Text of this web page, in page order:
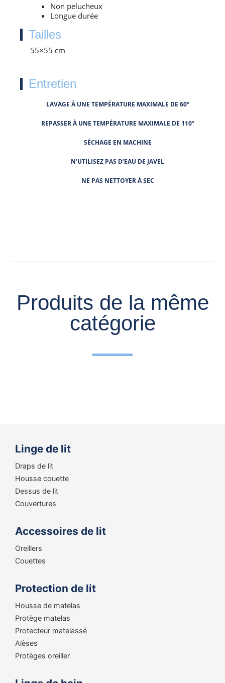
Non pelucheux
Longue durée
Tailles
55×55 cm
Entretien
LAVAGE À UNE TEMPÉRATURE MAXIMALE DE 60°
REPASSER À UNE TEMPÉRATURE MAXIMALE DE 110°
SÉCHAGE EN MACHINE
N’UTILISEZ PAS D’EAU DE JAVEL
NE PAS NETTOYER À SEC
Produits de la même
catégorie
Linge de lit
Draps de lit
Housse couette
Dessus de lit
Couvertures
Accessoires de lit
Oreillers
Couettes
Protection de lit
Housse de matelas
Protège matelas
Protecteur matelassé
Alèses
Protèges oreiller